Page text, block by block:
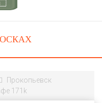
Прокопьевск
171k